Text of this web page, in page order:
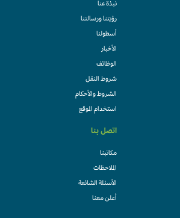
نبذة عنا
رؤيتنا ورسالتنا
أسطولنا
الأخبار
الوظائف
شروط النقل
الشروط والأحكام
استخدام الموقع
اتصل بنا
مكاتبنا
الملاحظات
الأسئلة الشائعة
أعلن معنا